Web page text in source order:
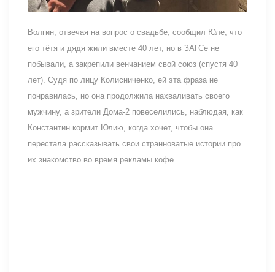
Волгин, отвечая на вопрос о свадьбе, сообщил Юле, что
его тётя и дядя жили вместе 40 лет, но в ЗАГСе не
побывали, а закрепили венчанием свой союз (спустя 40
лет). Судя по лицу Колисниченко, ей эта фраза не
понравилась, но она продолжила нахваливать своего
мужчину, а зрители Дома-2 повеселились, наблюдая, как
Константин кормит Юлию, когда хочет, чтобы она
перестала рассказывать свои странноватые истории про
их знакомство во время рекламы кофе.